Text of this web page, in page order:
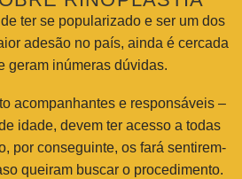
ter se popularizado e ser um dos
adesão no país, ainda é cercada
geram inúmeras dúvidas.
acompanhantes e responsáveis –
idade, devem ter acesso a todas
por conseguinte, os fará sentirem-
queiram buscar o procedimento.